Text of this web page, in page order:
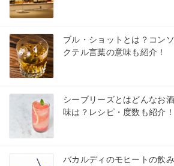
ブル・ショットとは？コン
クテル言葉の意味も紹介！
シーブリーズとはどんなお
味は？レシピ・度数も紹介！
バカルディのモヒートの飲